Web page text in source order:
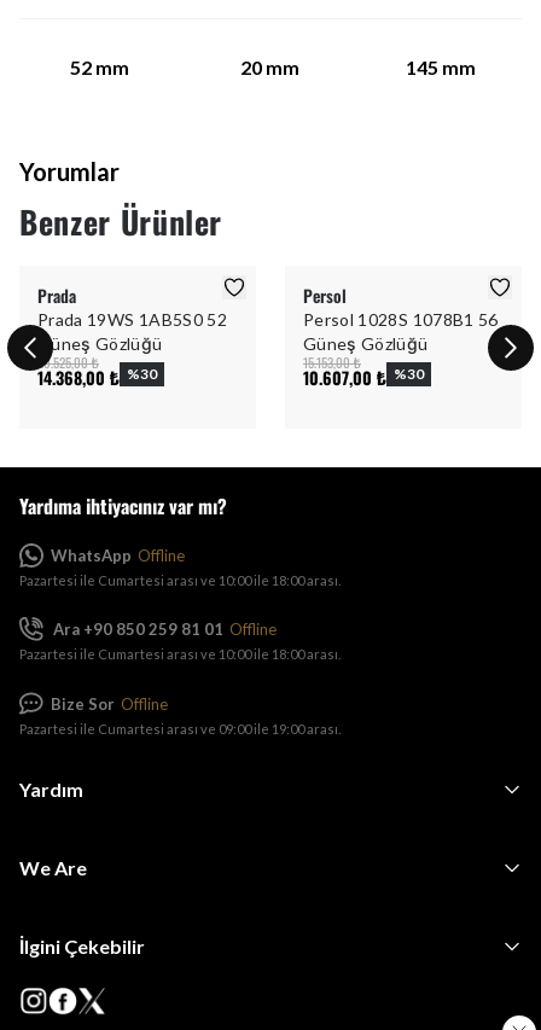
52 mm 20 mm 145 mm
Yorumlar
Benzer Ürünler
Prada
Prada 19WS 1AB5S0 52
Güneş Gözlüğü
20.525,00 ₺
14.368,00 ₺ %30
Persol
Persol 1028S 1078B1 56
Güneş Gözlüğü
15.153,00 ₺
10.607,00 ₺ %30
Yardım
We Are
İlgini Çekebilir
Yardıma ihtiyacınız var mı?
WhatsApp Offline
Pazartesi ile Cumartesi arası ve 10:00 ile 18:00 arası.
Ara +90 850 259 81 01 Offline
Pazartesi ile Cumartesi arası ve 10:00 ile 18:00 arası.
Bize Sor Offline
Pazartesi ile Cumartesi arası ve 09:00 ile 19:00 arası.